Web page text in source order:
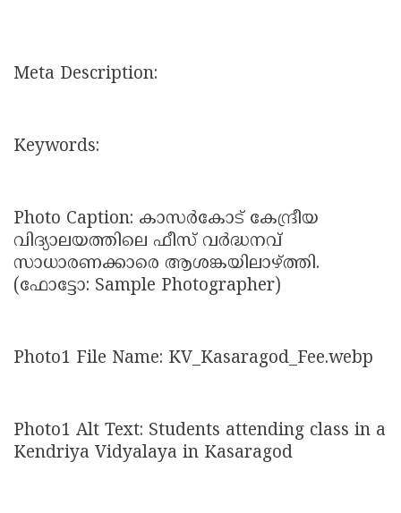
Meta Description:
Keywords:
Photo Caption: കാസർകോട് കേന്ദ്രീയ
വിദ്യാലയത്തിലെ ഫീസ് വർദ്ധനവ്
സാധാരണക്കാരെ ആശങ്കയിലാഴ്ത്തി.
(ഫോട്ടോ: Sample Photographer)
Photo1 File Name: KV_Kasaragod_Fee.webp
Photo1 Alt Text: Students attending class in a
Kendriya Vidyalaya in Kasaragod